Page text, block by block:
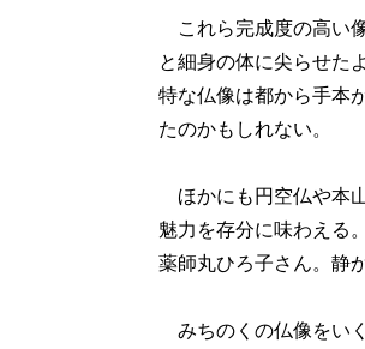
これら完成度の高い
と細身の体に尖らせた
特な仏像は都から手本
たのかもしれない。
ほかにも円空仏や本
魅力を存分に味わえる
薬師丸ひろ子さん。静
みちのくの仏像をい